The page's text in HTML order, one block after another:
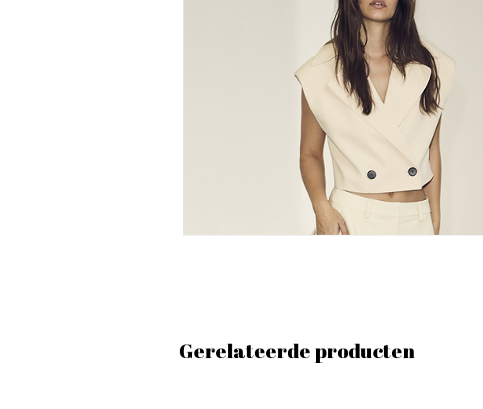
Gerelateerde producten